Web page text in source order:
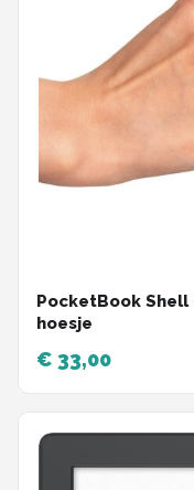
PocketBook
hoesje
€ 33,00